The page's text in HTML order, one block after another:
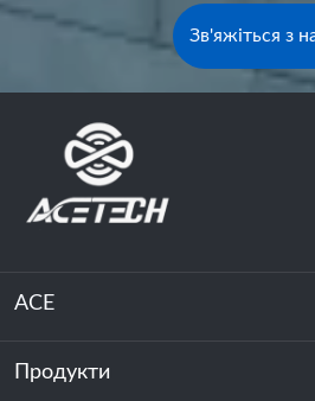
Зв'яжіться з
ACE
Про нас
Продукти